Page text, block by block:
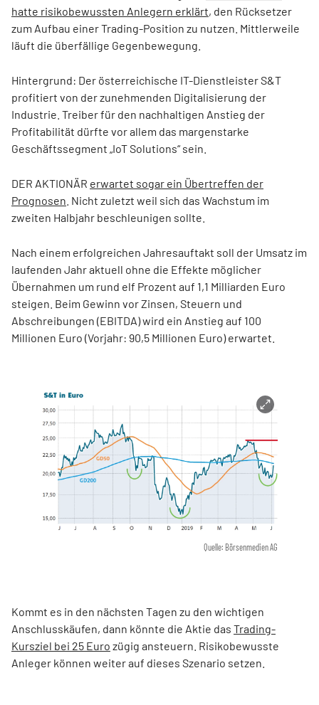
hatte risikobewussten Anlegern erklärt, den Rücksetzer
zum Aufbau einer Trading-Position zu nutzen. Mittlerweile
läuft die überfällige Gegenbewegung.
Hintergrund: Der österreichische IT-Dienstleister S&T
profitiert von der zunehmenden Digitalisierung der
Industrie. Treiber für den nachhaltigen Anstieg der
Profitabilität dürfte vor allem das margenstarke
Geschäftssegment „IoT Solutions“ sein.
DER AKTIONÄR erwartet sogar ein Übertreffen der
Prognosen . Nicht zuletzt weil sich das Wachstum im
zweiten Halbjahr beschleunigen sollte.
Nach einem erfolgreichen Jahresauftakt soll der Umsatz im
laufenden Jahr aktuell ohne die Effekte möglicher
Übernahmen um rund elf Prozent auf 1,1 Milliarden Euro
steigen. Beim Gewinn vor Zinsen, Steuern und
Abschreibungen (EBITDA) wird ein Anstieg auf 100
Millionen Euro (Vorjahr: 90,5 Millionen Euro) erwartet.
Quelle: Börsenmedien AG
Kommt es in den nächsten Tagen zu den wichtigen
Anschlusskäufen, dann könnte die Aktie das Trading-
Kursziel bei 25 Euro zügig ansteuern. Risikobewusste
Anleger können weiter auf dieses Szenario setzen.